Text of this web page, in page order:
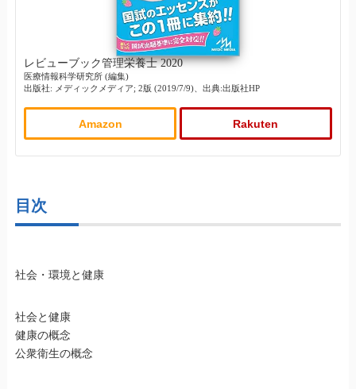
レビューブック管理栄養士 2020
医療情報科学研究所 (編集)
出版社: メディックメディア; 2版 (2019/7/9)、出典:出版社HP
Amazon Rakuten
目次
社会・環境と健康
社会と健康
健康の概念
公衆衛生の概念